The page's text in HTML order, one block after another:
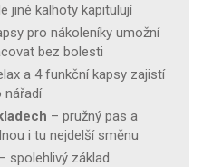
jiné kalhoty kapitulují
pro nákoleníky umožní
bez bolesti
a 4 funkční kapsy zajistí
nářadí
– pružný pas a
i tu nejdelší směnu
– spolehlivý základ